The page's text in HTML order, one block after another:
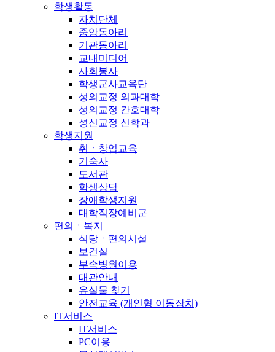
학생활동
자치단체
중앙동아리
기관동아리
교내미디어
사회봉사
학생군사교육단
성의교정 의과대학
성의교정 간호대학
성신교정 신학과
학생지원
취ㆍ창업교육
기숙사
도서관
학생상담
장애학생지원
대학직장예비군
편의ㆍ복지
식당ㆍ편의시설
보건실
부속병원이용
대관안내
유실물 찾기
안전교육 (개인형 이동장치)
IT서비스
IT서비스
PC이용